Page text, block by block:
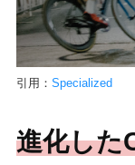
引用： Specialized
進化した